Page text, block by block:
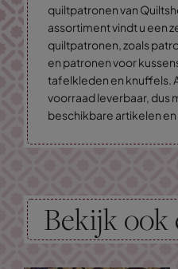
quiltpatronen van
assortiment vindt u een
quiltpatronen, zoals
en patronen voor
tafelkleden en knuffels.
voorraad leverbaar, dus
beschikbare artikelen
Bekijk ook